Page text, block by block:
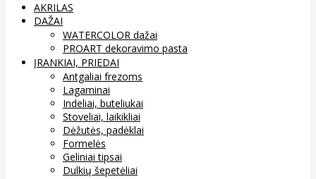
AKRILAS
DAŽAI
WATERCOLOR dažai
PROART dekoravimo pasta
ĮRANKIAI, PRIEDAI
Antgaliai frezoms
Lagaminai
Indeliai, buteliukai
Stoveliai, laikikliai
Dėžutės, padėklai
Formelės
Geliniai tipsai
Dulkių šepetėliai